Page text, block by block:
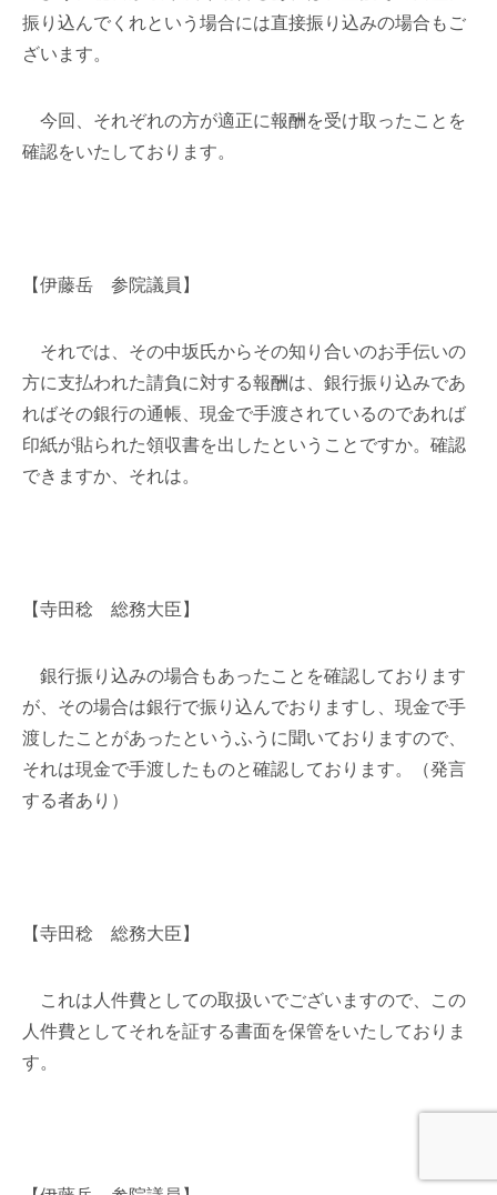
振り込んでくれという場合には直接振り込みの場合もご
ざいます。
今回、それぞれの方が適正に報酬を受け取ったことを
確認をいたしております。
【伊藤岳 参院議員】
それでは、その中坂氏からその知り合いのお手伝いの
方に支払われた請負に対する報酬は、銀行振り込みであ
ればその銀行の通帳、現金で手渡されているのであれば
印紙が貼られた領収書を出したということですか。確認
できますか、それは。
【寺田稔 総務大臣】
銀行振り込みの場合もあったことを確認しております
が、その場合は銀行で振り込んでおりますし、現金で手
渡したことがあったというふうに聞いておりますので、
それは現金で手渡したものと確認しております。（発言
する者あり）
【寺田稔 総務大臣】
これは人件費としての取扱いでございますので、この
人件費としてそれを証する書面を保管をいたしておりま
す。